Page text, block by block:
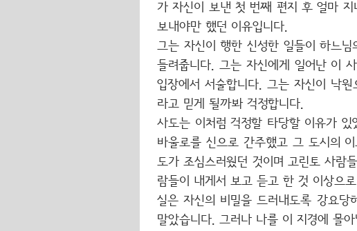
가 자신이 보낸 첫 번째 편지 후 얼마
보내야만 했던 이유입니다.
그는 자신이 행한 신성한 일들이 하느
들려줍니다. 그는 자신에게 일어난 이
입장에서 서술합니다. 그는 자신이 낙
라고 믿게 될까봐 걱정합니다.
사도는 이처럼 걱정할 타당할 이유가
바울로를 신으로 간주했고 그 도시의
도가 조심스러웠던 것이며 고린토 사람
람들이 내게서 보고 듣고 한 것 이상으
실은 자신의 비밀을 드러내도록 강요
말았습니다. 그러나 나를 이 지경에 몰